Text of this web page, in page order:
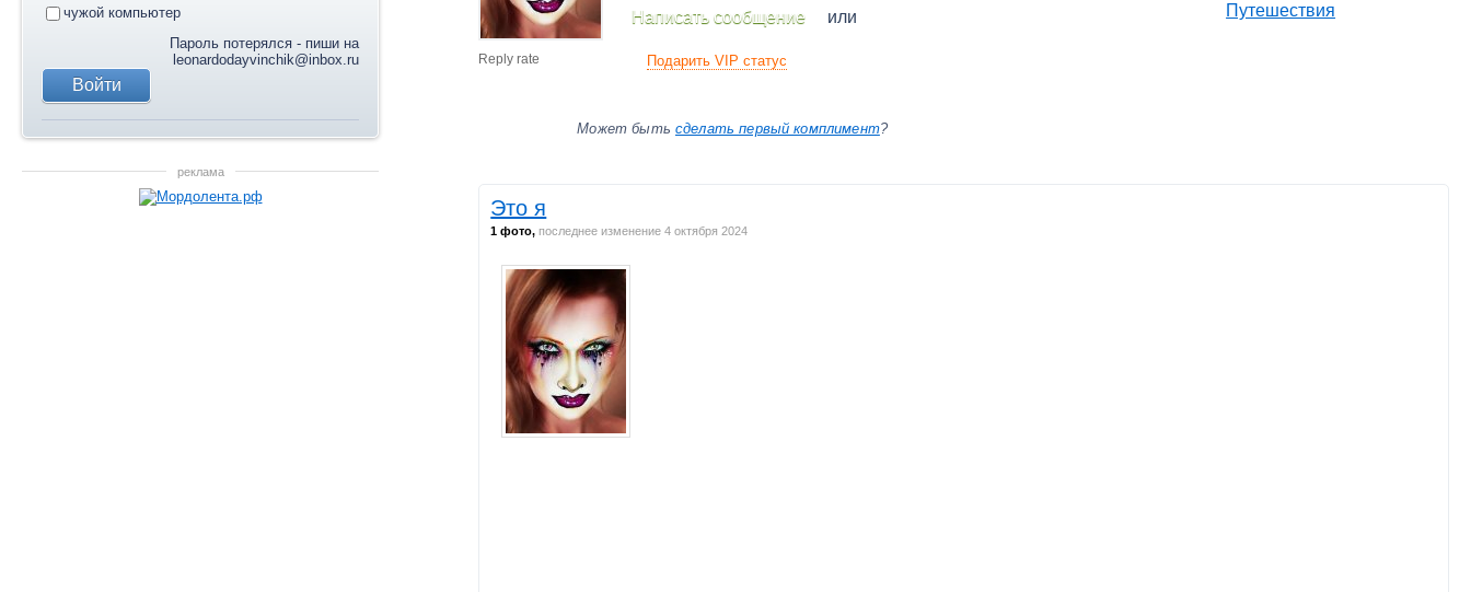
Путешествия
Reply rate
Написать сообщение или
Подарить VIP статус
Может быть сделать первый комплимент?
Это я
1 фото, последнее изменение 4 октября 2024
чужой компьютер
Пароль потерялся - пиши на
leonardodayvinchik@inbox.ru
реклама